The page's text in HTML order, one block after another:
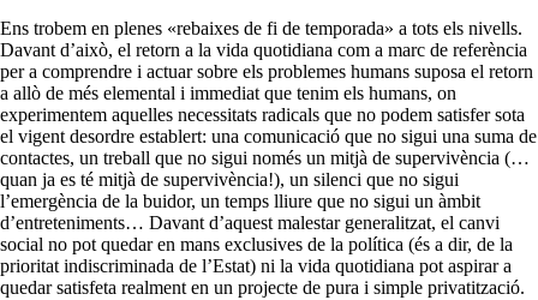
Ens trobem en plenes «rebaixes de fi de temporada» a tots els nivells.
Davant d’això, el retorn a la vida quotidiana com a marc de referència
per a comprendre i actuar sobre els problemes humans suposa el retorn
a allò de més elemental i immediat que tenim els humans, on
experimentem aquelles necessitats radicals que no podem satisfer sota
el vigent desordre establert: una comunicació que no sigui una suma de
contactes, un treball que no sigui només un mitjà de supervivència (…
quan ja es té mitjà de supervivència!), un silenci que no sigui
l’emergència de la buidor, un temps lliure que no sigui un àmbit
d’entreteniments… Davant d’aquest malestar generalitzat, el canvi
social no pot quedar en mans exclusives de la política (és a dir, de la
prioritat indiscriminada de l’Estat) ni la vida quotidiana pot aspirar a
quedar satisfeta realment en un projecte de pura i simple privatització.